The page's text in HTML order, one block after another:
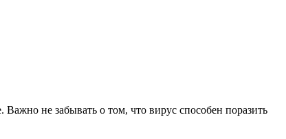
не забывать о том, что вирус способен поразить